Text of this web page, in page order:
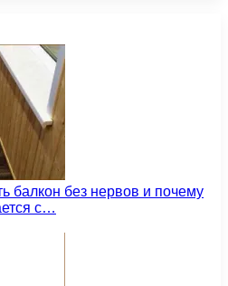
балкон без нервов и почему
с…